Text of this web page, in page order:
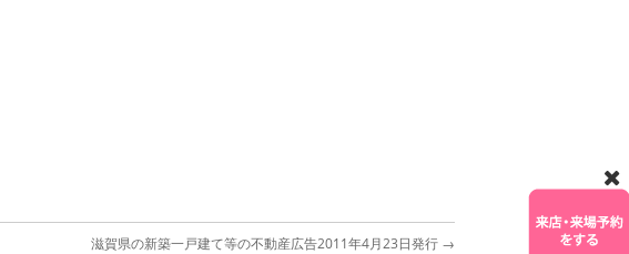
滋賀県の新築一戸建て等の不動産広告2011年4月23日発行 →